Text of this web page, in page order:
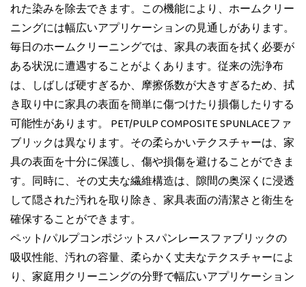
れた染みを除去できます。この機能により、ホームクリー
ニングには幅広いアプリケーションの見通しがあります。
毎日のホームクリーニングでは、家具の表面を拭く必要が
ある状況に遭遇することがよくあります。従来の洗浄布
は、しばしば硬すぎるか、摩擦係数が大きすぎるため、拭
き取り中に家具の表面を簡単に傷つけたり損傷したりする
可能性があります。 PET/PULP COMPOSITE SPUNLACEファ
ブリックは異なります。その柔らかいテクスチャーは、家
具の表面を十分に保護し、傷や損傷を避けることができま
す。同時に、その丈夫な繊維構造は、隙間の奥深くに浸透
して隠された汚れを取り除き、家具表面の清潔さと衛生を
確保することができます。
ペット/パルプコンポジットスパンレースファブリックの
吸収性能、汚れの容量、柔らかく丈夫なテクスチャーによ
り、家庭用クリーニングの分野で幅広いアプリケーション